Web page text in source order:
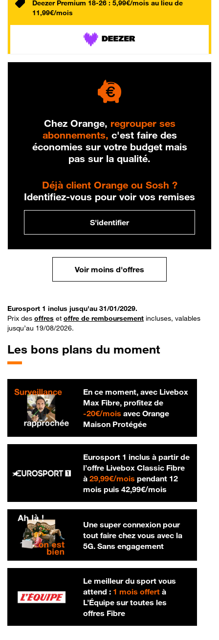
Deezer Premium 18-26 : 5,99€/mois au lieu de
11,99€/mois
Chez Orange, regrouper ses
abonnements, c'est faire des
économies sur votre budget mais
pas sur la qualité.
Déjà client Orange ou Sosh ?
Identifiez-vous pour voir vos remises
S'identifier
Voir moins d'offres
Eurosport 1 inclus jusqu'au 31/01/2029.
Prix des offres et offre de remboursement incluses, valables
jusqu’au 19/08/2026.
Les bons plans du moment
En ce moment, avec Livebox
Max Fibre, profitez de
-20€/mois20 € par mois
avec Orange
Maison Protégée
Eurosport 1 inclus à partir de
l’offre Livebox Classic Fibre
à 29,99€/mois29,99 € par mois
pendant 12
mois puis 42,99€/mois42,99 € par
Une super connexion pour
tout faire chez vous avec la
5G. Sans engagement
Le meilleur du sport vous
attend : 1 mois offertà
L’Équipe sur toutes les
offres Fibre